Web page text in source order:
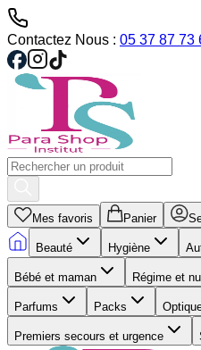
Contactez Nous : 05 37 87 73
Mes favoris Panier
Beauté Hygiène
Bébé et maman Régime et
Parfums Packs
Premiers secours et urgence